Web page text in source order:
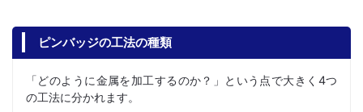
ピンバッジの工法の種類
「どのように金属を加工するのか？」という点で大きく4つ
の工法に分かれます。